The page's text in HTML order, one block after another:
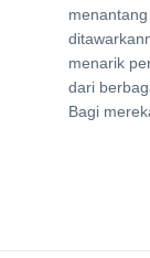
menarik
dari
Bagi